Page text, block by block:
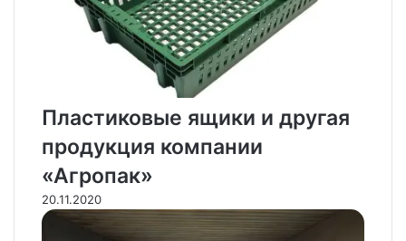
Пластиковые ящики и другая
продукция компании
«Агропак»
20.11.2020